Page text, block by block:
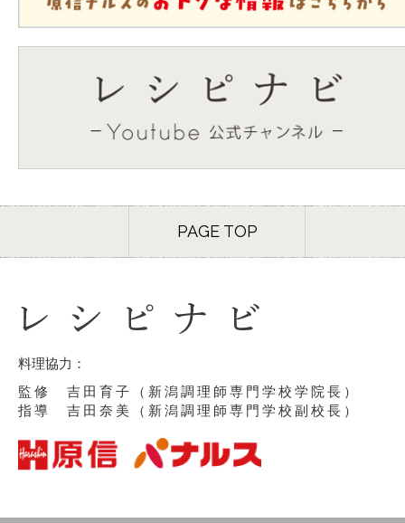
PAGE TOP
料理協力：
監修 吉田育子（新潟調理師専門学校学院長）
指導 吉田奈美（新潟調理師専門学校副校長）